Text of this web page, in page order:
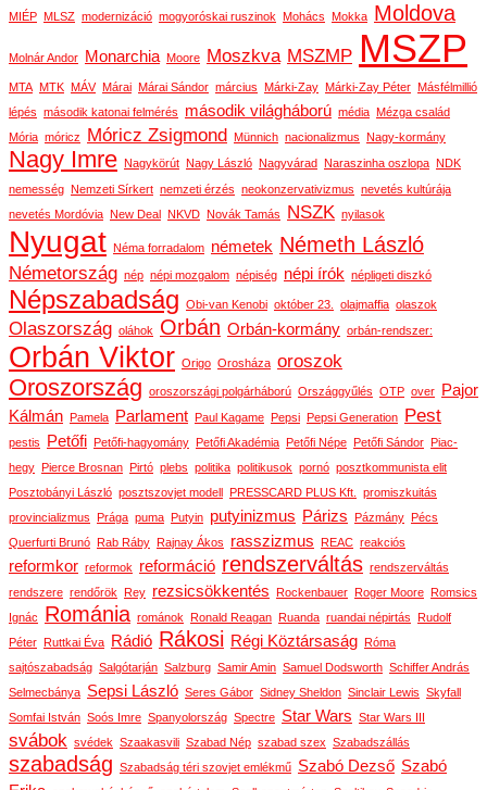
MIÉP MLSZ modernizáció mogyoróskai ruszinok Mohács Mokka Moldova
Molnár Andor Monarchia Moore Moszkva MSZMP MSZP
MTA MTK MÁV Márai Márai Sándor március Márki-Zay Márki-Zay Péter Másfélmillió
lépés második katonai felmérés második világháború média Mézga család
Mória móricz Móricz Zsigmond Münnich nacionalizmus Nagy-kormány
Nagy Imre Nagykörút Nagy László Nagyvárad Naraszinha oszlopa NDK
nemesség Nemzeti Sírkert nemzeti érzés neokonzervativizmus nevetés kultúrája
nevetés Mordóvia New Deal NKVD Novák Tamás NSZK nyilasok
Nyugat Néma forradalom németek Németh László
Németország nép népi mozgalom népiség népi írók népligeti diszkó
Népszabadság Obi-van Kenobi október 23. olajmaffia olaszok
Olaszország oláhok Orbán Orbán-kormány orbán-rendszer:
Orbán Viktor Origo Orosháza oroszok
Oroszország oroszországi polgárháború Országgyűlés OTP over
Pajor
Kálmán Pamela Parlament Paul Kagame Pepsi Pepsi Generation Pest
pestis Petőfi Petőfi-hagyomány Petőfi Akadémia Petőfi Népe Petőfi Sándor Piac-
hegy Pierce Brosnan Pirtó plebs politika politikusok pornó posztkommunista elit
Posztobányi László posztszovjet modell PRESSCARD PLUS Kft.
promiszkuitás
provincializmus Prága puma Putyin putyinizmus Párizs Pázmány Pécs
Querfurti Brunó Rab Ráby Rajnay Ákos rasszizmus REAC reakciós
reformkor reformok reformáció rendszerváltás rendszerváltás
rendszere rendőrök Rey rezsicsökkentés Rockenbauer Roger Moore Romsics
Ignác
Románia románok Ronald Reagan Ruanda ruandai népirtás Rudolf
Péter Ruttkai Éva Rádió Rákosi Régi Köztársaság Róma
sajtószabadság Salgótarján Salzburg Samir Amin Samuel Dodsworth Schiffer András
Selmecbánya Sepsi László Seres Gábor Sidney Sheldon Sinclair Lewis Skyfall
Somfai István Soós Imre Spanyolország Spectre Star Wars Star Wars III
svábok svédek Szaakasvili Szabad Nép szabad szex Szabadszállás
szabadság Szabadság téri szovjet emlékmű Szabó Dezső Szabó